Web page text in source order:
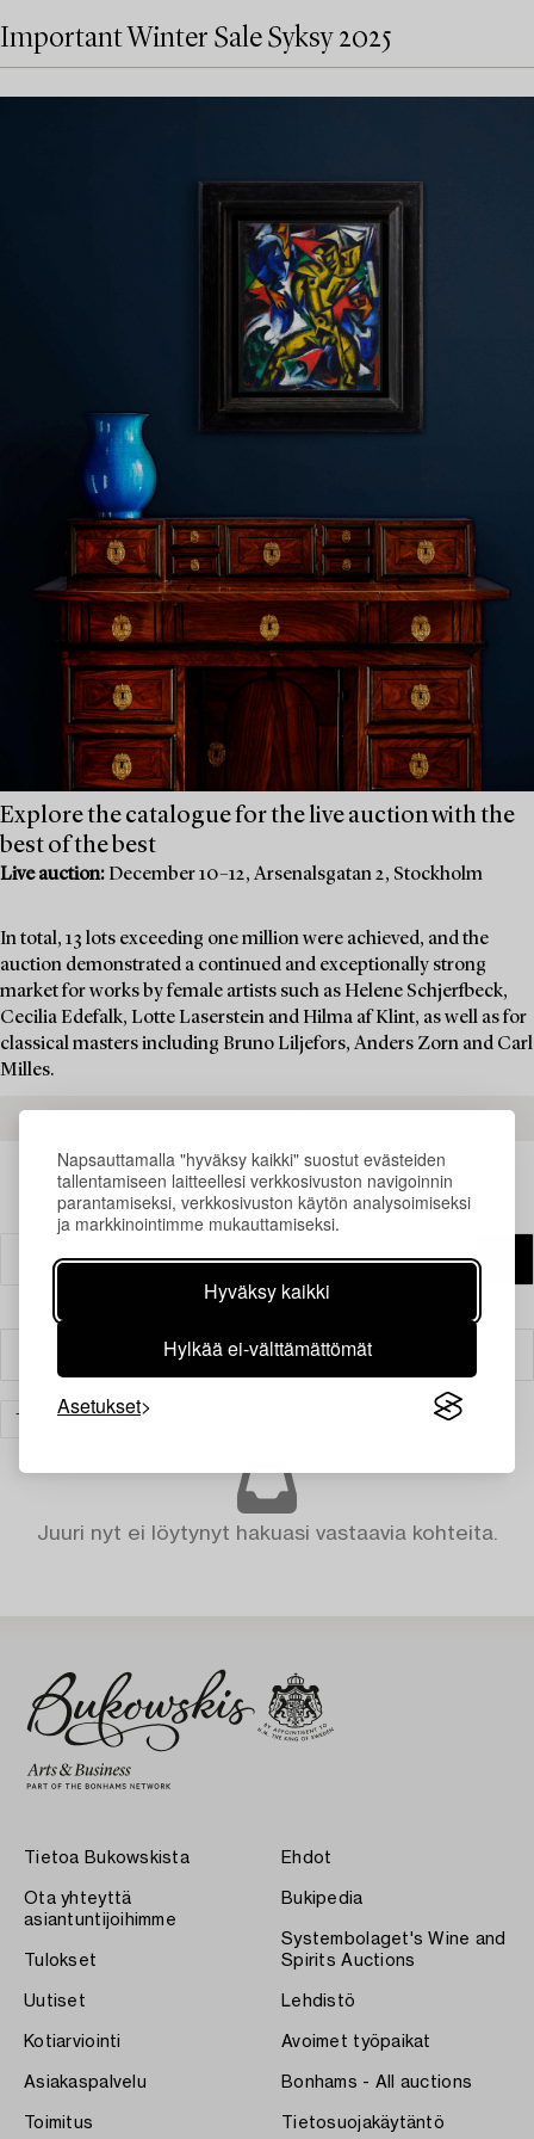
Napsauttamalla "hyväksy kaikki" suostut evästeiden
tallentamiseen laitteellesi verkkosivuston navigoinnin
parantamiseksi, verkkosivuston käytön analysoimiseksi
ja markkinointimme mukauttamiseksi.
Hyväksy kaikki
Hylkää ei-välttämättömät
Asetukset
Important Winter Sale Syksy 2025
Explore the catalogue for the live auction with the
best of the best
Live auction: December 10–12, Arsenalsgatan 2, Stockholm
In total, 13 lots exceeding one million were achieved, and the
auction demonstrated a continued and exceptionally strong
market for works by female artists such as Helene Schjerfbeck,
Cecilia Edefalk, Lotte Laserstein and Hilma af Klint, as well as for
classical masters including Bruno Liljefors, Anders Zorn and Carl
Milles.
Suodatin
TAIDE TYHJENNÄ KAIKKI
Juuri nyt ei löytynyt hakuasi vastaavia kohteita.
Tietoa Bukowskista
Ota yhteyttä
asiantuntijoihimme
Tulokset
Uutiset
Kotiarviointi
Asiakaspalvelu
Toimitus
Ehdot
Bukipedia
Systembolaget's Wine and
Spirits Auctions
Lehdistö
Avoimet työpaikat
Bonhams - All auctions
Tietosuojakäytäntö